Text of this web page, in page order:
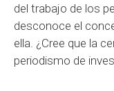
del trabajo de los
desconoce el
ella. ¿Cree que la
periodismo de